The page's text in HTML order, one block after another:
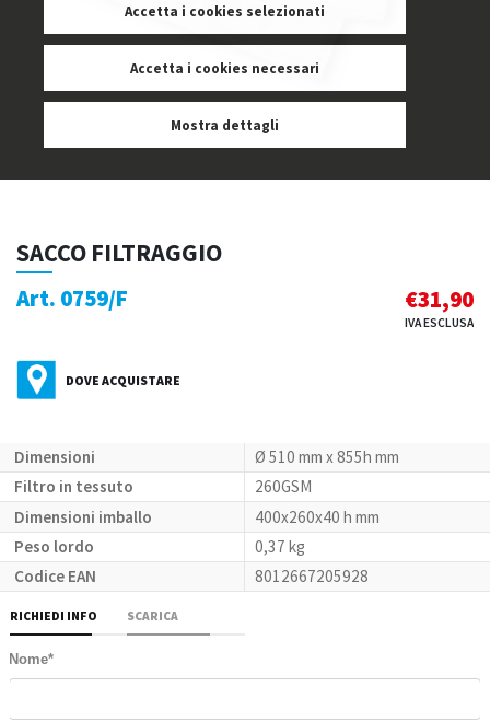
Accetta i cookies selezionati
Accetta i cookies necessari
Mostra dettagli
SACCO FILTRAGGIO
Art. 0759/F €31,90
IVA ESCLUSA
DOVE ACQUISTARE
Dimensioni
Ø 510 mm x 855h mm
Filtro in tessuto
260GSM
Dimensioni imballo
400x260x40 h mm
Peso lordo
0,37 kg
Codice EAN
8012667205928
RICHIEDI INFO SCARICA